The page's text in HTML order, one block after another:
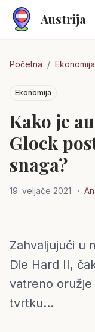
Austrija
Početna / Ekonomija
Ekonomija
Kako je
Glock
snaga?
19. veljače 2021. ·
Austrija
Zahvaljujući u
Die Hard II,
vatreno oružje
tvrtku...